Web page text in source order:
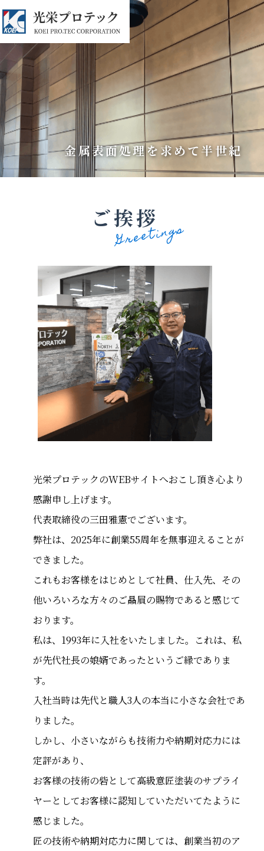
金属表面処理を求めて半世紀
ご挨拶
光栄プロテックのWEBサイトへおこし頂き心より
感謝申し上げます。
代表取締役の三田雅憲でございます。
弊社は、2025年に創業55周年を無事迎えることが
できました。
これもお客様をはじめとして社員、仕入先、その
他いろいろな方々のご贔屓の賜物であると感じて
おります。
私は、1993年に入社をいたしました。これは、私
が先代社長の娘婿であったというご縁でありま
す。
入社当時は先代と職人3人の本当に小さな会社であ
りました。
しかし、小さいながらも技術力や納期対応力には
定評があり、
お客様の技術の砦として高級意匠塗装のサプライ
ヤーとしてお客様に認知していただいてたように
感じました。
匠の技術や納期対応力に関しては、創業当初のア